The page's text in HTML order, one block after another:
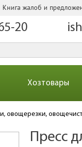
Книга жалоб и
20
Хозтовары
овощерезки,
Пресс
Количество